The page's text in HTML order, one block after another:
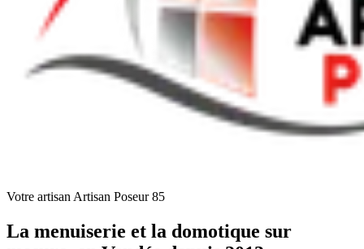
Votre artisan Artisan Poseur 85
La menuiserie et la domotique sur